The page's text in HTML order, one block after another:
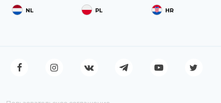
NL PL HR